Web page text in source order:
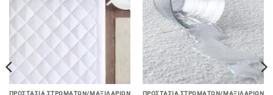
ΠΡΟΣΤΑΣΙΑ ΣΤΡΩΜΆΤΩΝ/ΜΑΞΙΛΑΡΙΩΝ ΠΡΟΣΤΑΣΙΑ ΣΤΡΩΜΆΤΩΝ/ΜΑΞΙΛΑΡΙΩΝ